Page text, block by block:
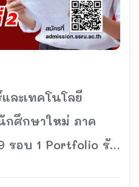
ละเทคโนโลยี
กศึกษาใหม่ ภาค
รอบ 1 Portfolio รับ